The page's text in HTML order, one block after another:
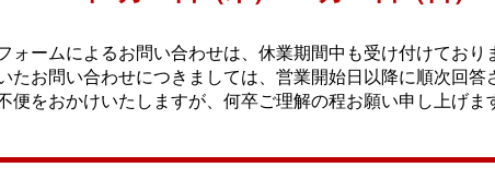
ォームによるお問い合わせは、休業期間中も受け付けており
たお問い合わせにつきましては、営業開始日以降に順次回答
便をおかけいたしますが、何卒ご理解の程お願い申し上げま